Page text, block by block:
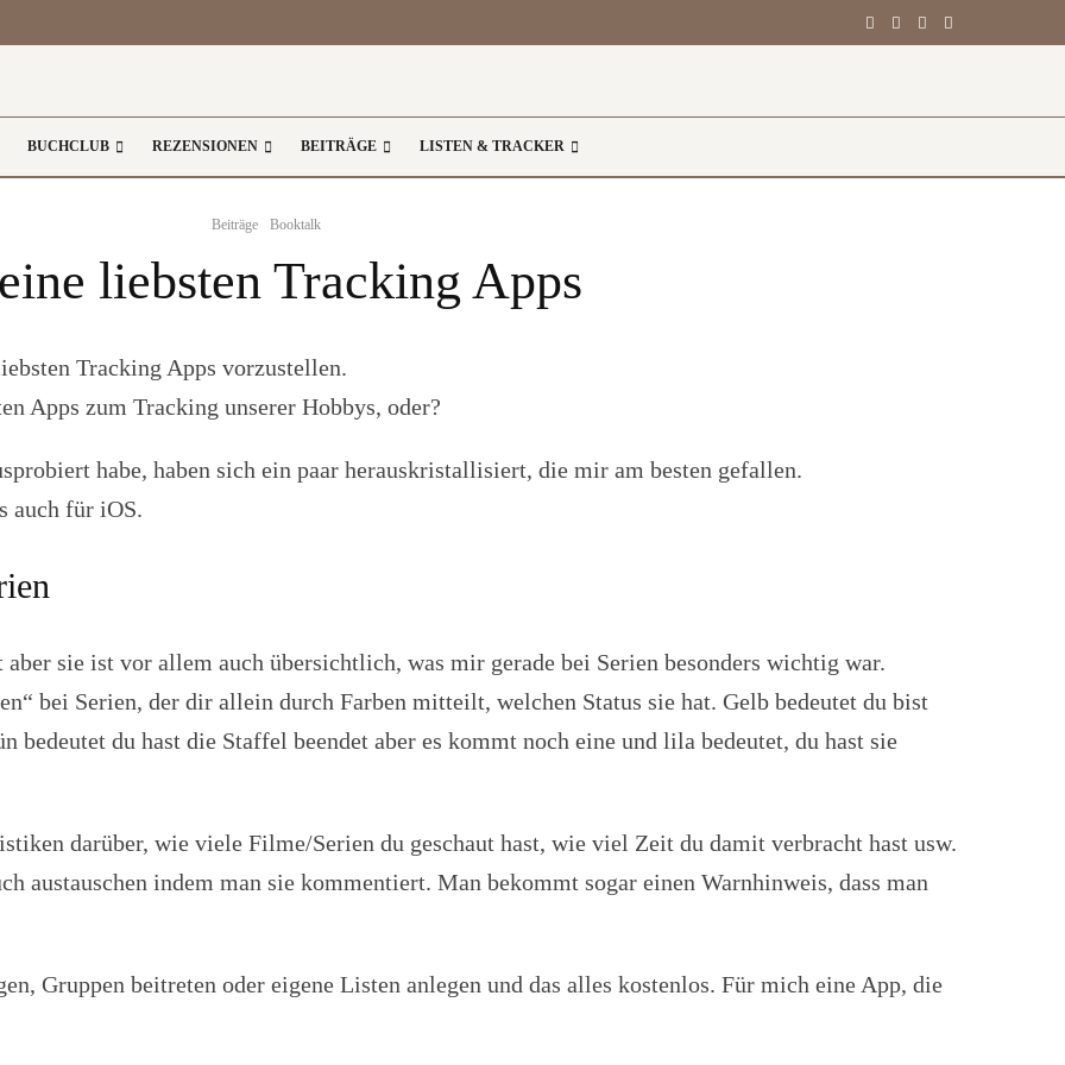
BUCHCLUB REZENSIONEN BEITRÄGE LISTEN & TRACKER
Beiträge Booktalk
liebsten Tracking Apps
Tracking Apps vorzustellen.
Apps zum Tracking unserer Hobbys, oder?
habe, haben sich ein paar herauskristallisiert, die mir am besten gefallen.
auch für iOS.
sie ist vor allem auch übersichtlich, was mir gerade bei Serien besonders wichtig war.
bei Serien, der dir allein durch Farben mitteilt, welchen Status sie hat. Gelb bedeutet du bist
du hast die Staffel beendet aber es kommt noch eine und lila bedeutet, du hast sie
darüber, wie viele Filme/Serien du geschaut hast, wie viel Zeit du damit verbracht hast usw.
austauschen indem man sie kommentiert. Man bekommt sogar einen Warnhinweis, dass man
Gruppen beitreten oder eigene Listen anlegen und das alles kostenlos. Für mich eine App, die